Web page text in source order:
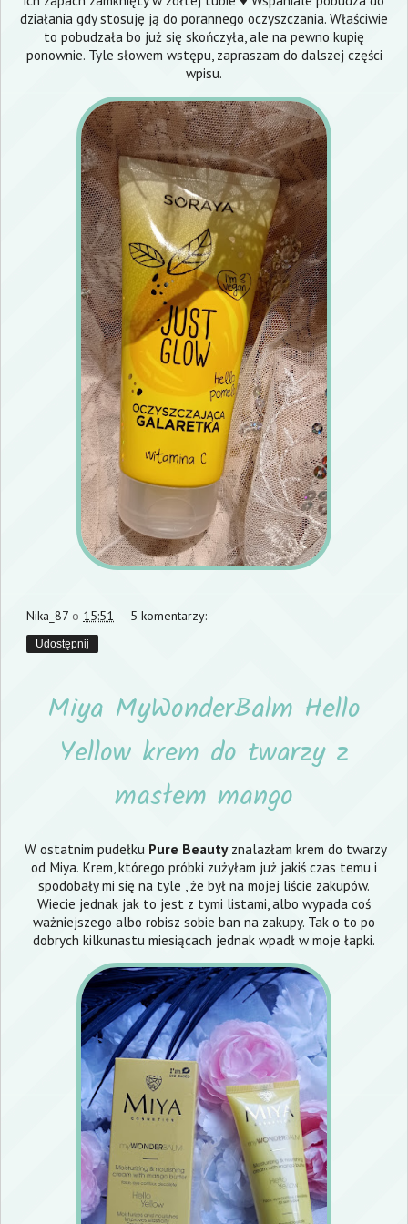
działania gdy stosuję ją do porannego oczyszczania. Właściwie
to pobudzała bo już się skończyła, ale na pewno kupię
ponownie. Tyle słowem wstępu, zapraszam do dalszej części
wpisu.
Nika_87 o 15:51 5 komentarzy:
Udostępnij
Miya MyWonderBalm Hello
Yellow krem do twarzy z
masłem mango
W ostatnim pudełku Pure Beautyznalazłam krem do twarzy
od Miya. Krem, którego próbki zużyłam już jakiś czas temu i
spodobały mi się na tyle , że był na mojej liście zakupów.
Wiecie jednak jak to jest z tymi listami, albo wypada coś
ważniejszego albo robisz sobie ban na zakupy. Tak o to po
dobrych kilkunastu miesiącach jednak wpadł w moje łapki.